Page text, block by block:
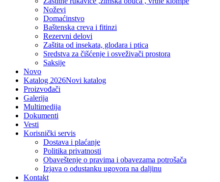
Noževi
Domaćinstvo
Baštenska creva i fitinzi
Rezervni delovi
Zaštita od insekata, glodara i ptica
Sredstva za čišćenje i osveživači prostora
Saksije
Novo
Katalog 2026Novi katalog
Proizvođači
Galerija
Multimedija
Dokumenti
Vesti
Korisnički servis
Dostava i plaćanje
Politika privatnosti
Obaveštenje o pravima i obavezama potrošača
Izjava o odustanku ugovora na daljinu
Kontakt